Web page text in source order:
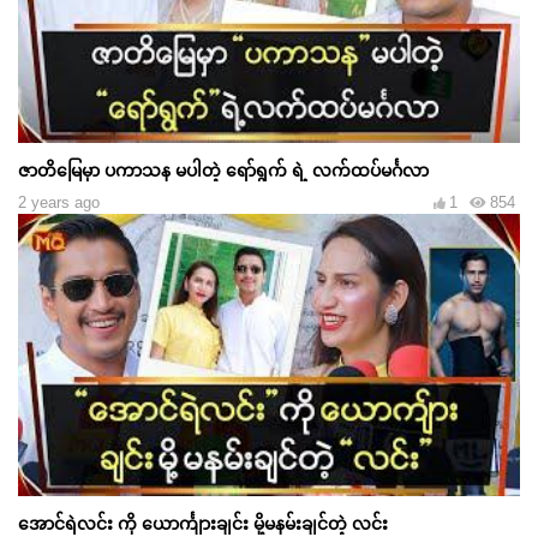
ဇာတိမြေမှာ ပကာသန မပါတဲ့ ရော်ရွက် ရဲ့ လက်ထပ်မင်္ဂလာ
2 years ago 854
1
အောင်ရဲလင်း ကို ယောင်္ကျားချင်း မို့မနမ်းချင်တဲ့ လင်း